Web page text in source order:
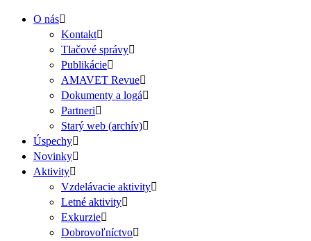
O nás
Kontakt
Tlačové správy
Publikácie
AMAVET Revue
Dokumenty a logá
Partneri
Starý web (archív)
Úspechy
Novinky
Aktivity
Vzdelávacie aktivity
Letné aktivity
Exkurzie
Dobrovoľníctvo